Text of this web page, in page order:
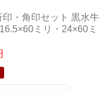
・角印セット 黒水牛
ミリ・24×60ミ